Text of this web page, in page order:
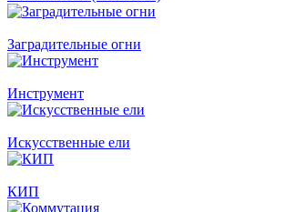
Заградительные огни
Инструмент
Искусственные ели
КИП